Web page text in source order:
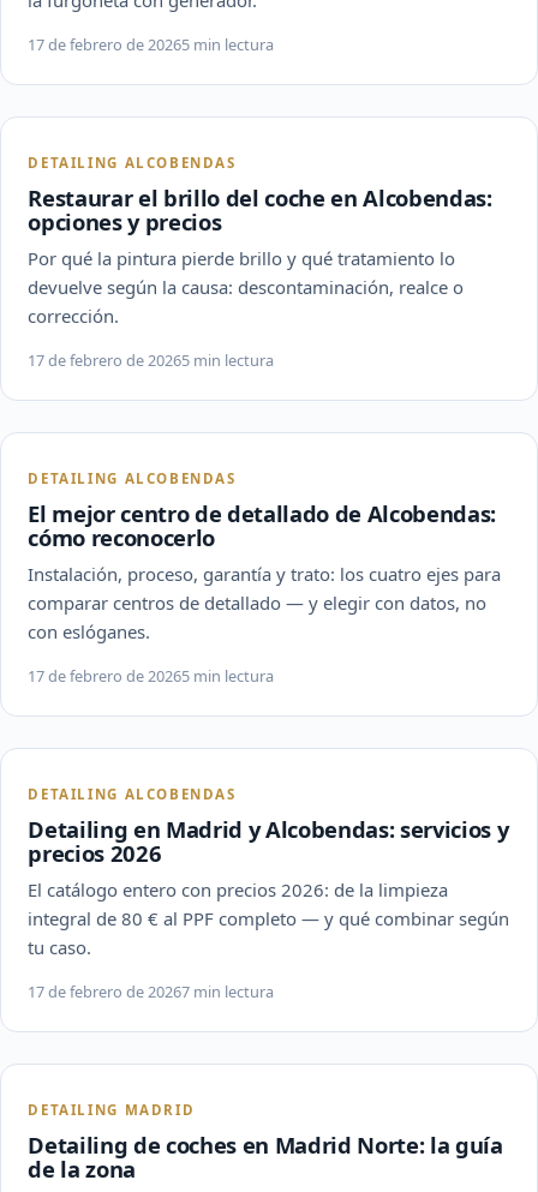
17 de febrero de 20265 min lectura
DETAILING ALCOBENDAS
Restaurar el brillo del coche en Alcobendas:
opciones y precios
Por qué la pintura pierde brillo y qué tratamiento lo
devuelve según la causa: descontaminación, realce o
corrección.
17 de febrero de 20265 min lectura
DETAILING ALCOBENDAS
El mejor centro de detallado de Alcobendas:
cómo reconocerlo
Instalación, proceso, garantía y trato: los cuatro ejes para
comparar centros de detallado — y elegir con datos, no
con eslóganes.
17 de febrero de 20265 min lectura
DETAILING ALCOBENDAS
Detailing en Madrid y Alcobendas: servicios y
precios 2026
El catálogo entero con precios 2026: de la limpieza
integral de 80 € al PPF completo — y qué combinar según
tu caso.
17 de febrero de 20267 min lectura
DETAILING MADRID
Detailing de coches en Madrid Norte: la guía
de la zona